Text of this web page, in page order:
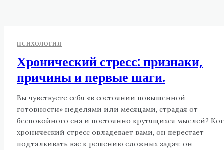
ПСИХОЛОГИЯ
Хронический стресс: признаки,
причины и первые шаги.
Вы чувствуете себя «в состоянии повышенной
готовности» неделями или месяцами, страдая от
беспокойного сна и постоянно крутящихся мыслей?
хронический стресс овладевает вами, он перестает
подталкивать вас к решению сложных задач: он